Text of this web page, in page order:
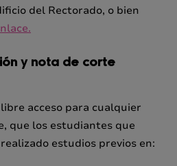
del Rectorado, o bien
y nota de corte
acceso para cualquier
que los estudiantes que
estudios previos en: